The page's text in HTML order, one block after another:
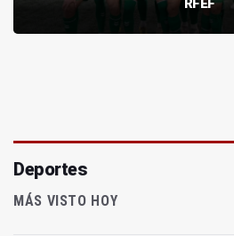
RFEF
Deportes
MÁS VISTO HOY